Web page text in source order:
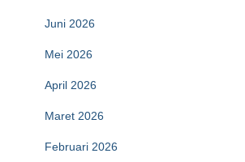
Juni 2026
Mei 2026
April 2026
Maret 2026
Februari 2026